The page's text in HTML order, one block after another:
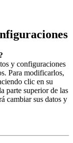
y configuraciones
Para modificarlos,
clic en su
parte superior de las
cambiar sus datos y